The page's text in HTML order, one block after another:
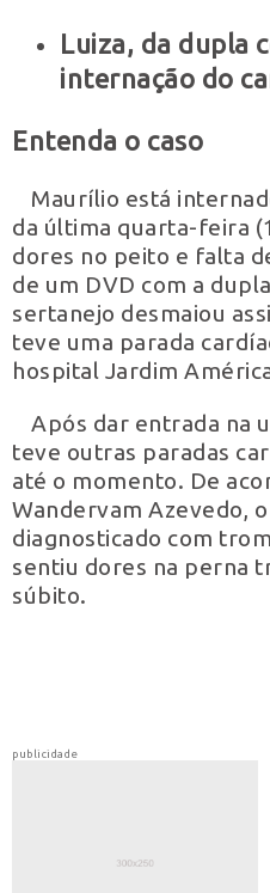
Luiza, da dupla
internação do
Entenda o caso
Maurílio está
da última quarta-feira
dores no peito e falta
de um DVD com a
sertanejo desmaiou
teve uma parada
hospital Jardim
Após dar entrada na
teve outras paradas
até o momento. De
Wandervam Azevedo,
diagnosticado com
sentiu dores na perna
súbito.
publicidade